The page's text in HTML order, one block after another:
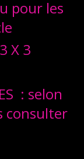
pour les
X 3
: selon
consulter